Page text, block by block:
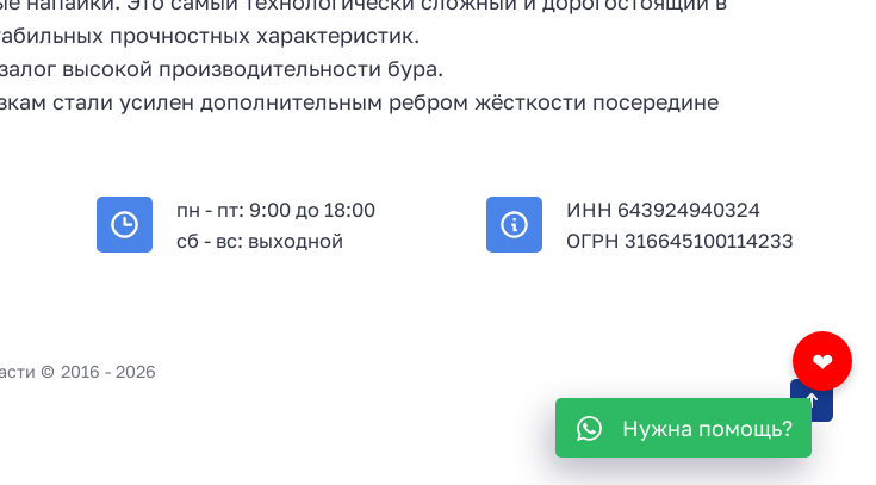
прочностных характеристик.
высокой производительности бура.
стали усилен дополнительным ребром жёсткости посередине
пн - пт: 9:00 до 18:00
сб - вс: выходной
ИНН 643924940324
ОГРН 316645100114233
❤
© 2016 - 2026
Нужна помощь?